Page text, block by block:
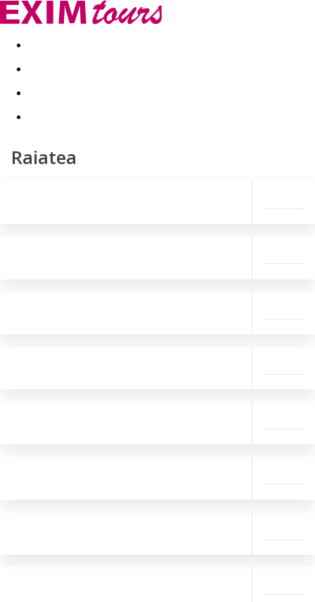
Akční nabídky Last minute
Raiatea